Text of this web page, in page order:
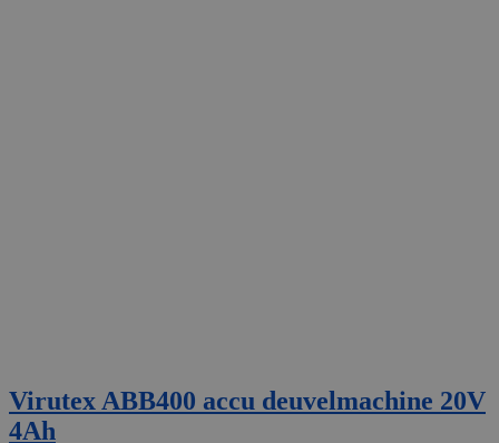
Virutex ABB400 accu deuvelmachine 20V
4Ah